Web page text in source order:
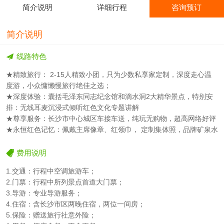
简介说明 详细行程 咨询预订
简介说明
线路特色
★精致旅行： 2-15人精致小团，只为少数私享家定制，深度走心温
度游，小众慵懒慢旅行绝佳之选；
★深度体验：囊括毛泽东同志纪念馆和滴水洞2大精华景点，特别安
排：无线耳麦沉浸式倾听红色文化专题讲解
★尊享服务：长沙市中心城区车接车送，纯玩无购物，超高网络好评
★永恒红色记忆：佩戴主席像章、红领巾， 定制集体照，品牌矿泉水
费用说明
1.交通：行程中空调旅游车；
2.门票：行程中所列景点首道大门票；
3.导游：专业导游服务；
4.住宿：含长沙市区两晚住宿，两位一间房；
5.保险：赠送旅行社意外险；